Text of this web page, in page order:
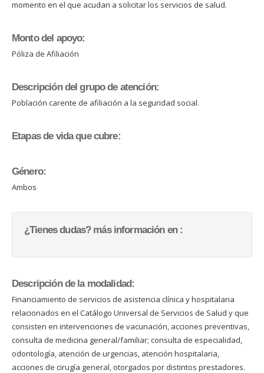
momento en el que acudan a solicitar los servicios de salud.
Monto del apoyo:
Póliza de Afiliación
Descripción del grupo de atención:
Población carente de afiliación a la seguridad social.
Etapas de vida que cubre:
Género:
Ambos
¿Tienes dudas? más información en :
Descripción de la modalidad:
Financiamiento de servicios de asistencia clínica y hospitalaria
relacionados en el Catálogo Universal de Servicios de Salud y que
consisten en intervenciones de vacunación, acciones preventivas,
consulta de medicina general/familiar; consulta de especialidad,
odontología, atención de urgencias, atención hospitalaria,
acciones de cirugía general, otorgados por distintos prestadores.